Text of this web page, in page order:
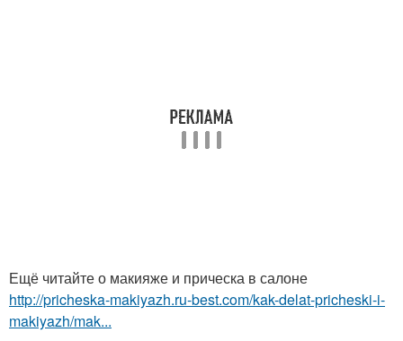
Ещё читайте о макияже и прическа в салоне
http://pricheska-makiyazh.ru-best.com/kak-delat-pricheski-i-
makiyazh/mak...